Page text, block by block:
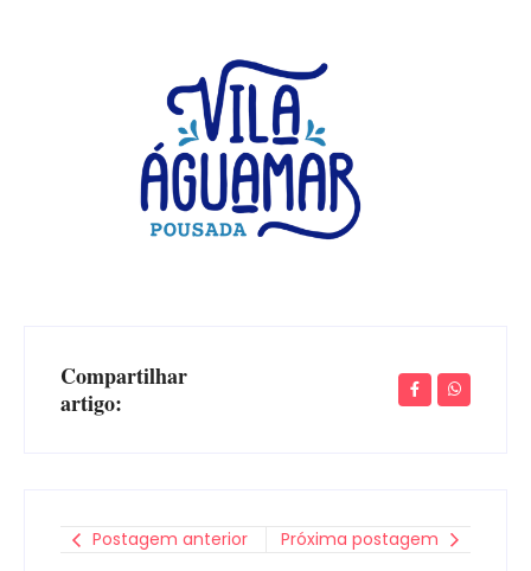
Compartilhar
artigo:
Postagem anterior Próxima postagem